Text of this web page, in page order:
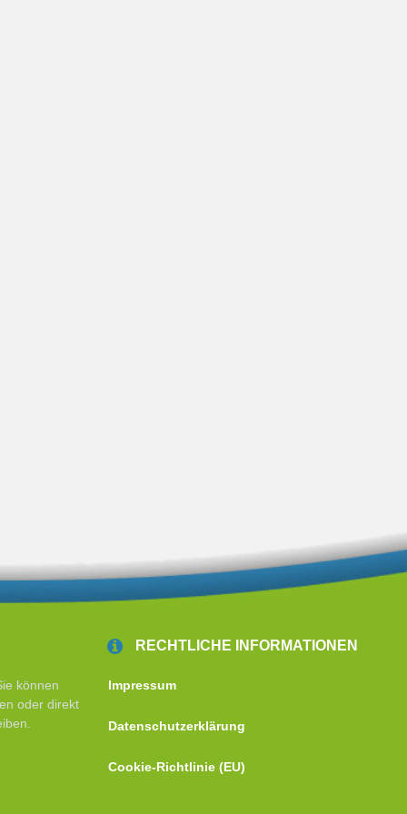
können
oder direkt
RECHTLICHE INFORMATIONEN
Impressum
Datenschutzerklärung
Cookie-Richtlinie (EU)